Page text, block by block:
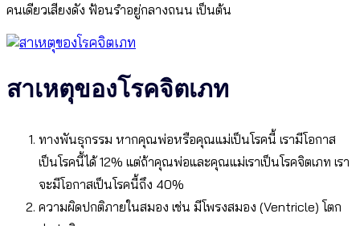
คนเดียวเสียงดัง ฟ้อนรำอยู่กลางถนน เป็นต้น
สาเหตุของโรคจิตเภท
ทางพันธุกรรม หากคุณพ่อหรือคุณแม่เป็นโรคนี้ เรามีโอกาส
เป็นโรคนี้ได้ 12% แต่ถ้าคุณพ่อและคุณแม่เราเป็นโรคจิตเภท เรา
จะมีโอกาสเป็นโรคนี้ถึง 40%
ความผิดปกติภายในสมอง เช่น มีโพรงสมอง (Ventricle) โตก